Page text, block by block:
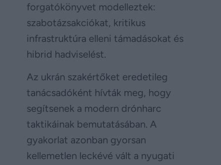
forgatókönyvet modelleztek:
szabotázsakciókat, kritikus
infrastruktúra elleni támadásokat és
hibrid hadviselést.
Az ukrán szakértőket eredetileg
tanácsadóként hívták meg, hogy
segítsenek a modern drónharc
taktikáinak bemutatásában. A
gyakorlat azonban gyorsan
kellemetlen leckévé vált a nyugati